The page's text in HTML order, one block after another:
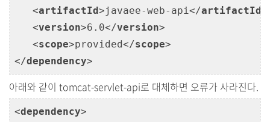
<artifactId>javaee-web-api</artifactId
<version>6.0</version>
<scope>provided</scope>
</dependency>
아래와 같이 tomcat-servlet-api로 대체하면 오류가 사라진다.
<dependency>